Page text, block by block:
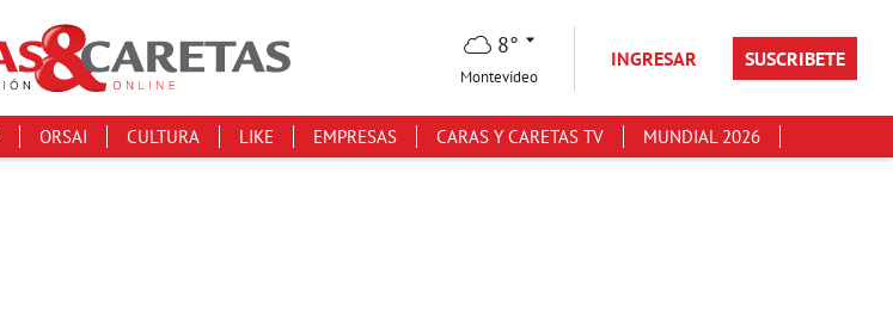
8°
Montevideo
INGRESAR SUSCRIBETE
ORSAI CULTURA LIKE EMPRESAS CARAS Y CARETAS TV MUNDIAL 2026